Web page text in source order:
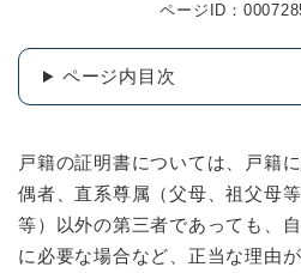
ページID：
ページ内目次
戸籍の証明書については、戸籍
偶者、直系尊属（父母、祖父母
等）以外の第三者であっても、
に必要な場合など、正当な理由